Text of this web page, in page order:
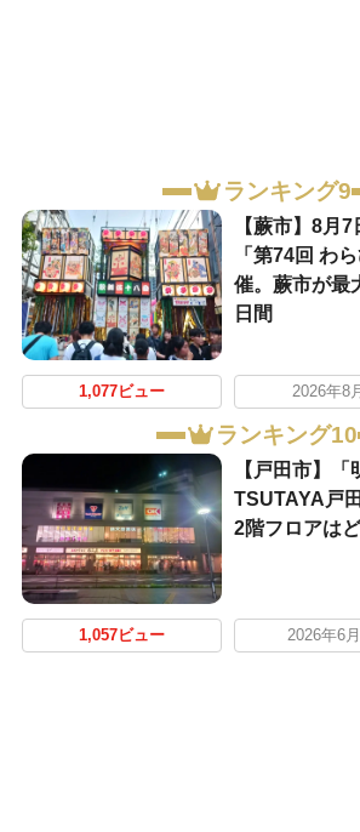
ランキング9
【蕨市】8月
「第74回 わ
催。蕨市が最
日間
1,077ビュー 2026年8
ランキング10
【戸田市】「
TSUTAYA戸
2階フロアは
1,057ビュー 2026年6